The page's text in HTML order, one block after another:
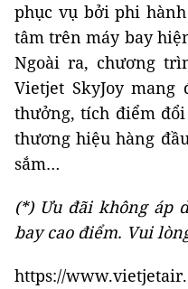
phục vụ bởi phi
tâm trên máy bay
Ngoài ra, chương
Vietjet SkyJoy
thưởng, tích điểm
thương hiệu hàng
sắm…
(*) Ưu đãi không áp
bay cao điểm. Vui
https://